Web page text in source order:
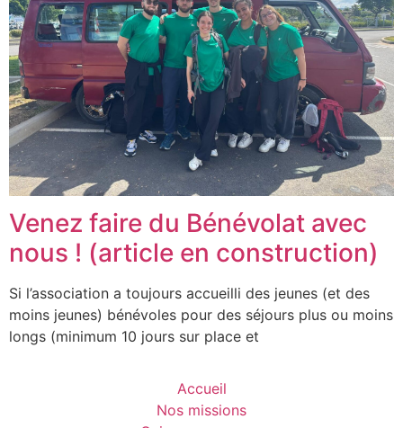
Venez faire du Bénévolat avec
nous ! (article en construction)
Si l’association a toujours accueilli des jeunes (et des
moins jeunes) bénévoles pour des séjours plus ou moins
longs (minimum 10 jours sur place et
Accueil
Nos missions